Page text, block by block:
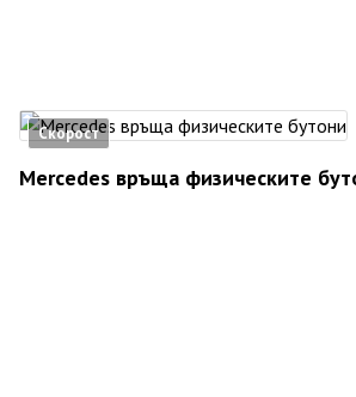
Скорост
Mercedes връща физическите